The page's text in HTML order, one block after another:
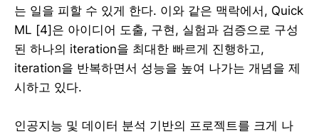
는 일을 피할 수 있게 한다. 이와 같은 맥락에서, Quick
ML [4]은 아이디어 도출, 구현, 실험과 검증으로 구성
된 하나의 iteration을 최대한 빠르게 진행하고,
iteration을 반복하면서 성능을 높여 나가는 개념을 제
시하고 있다.
인공지능 및 데이터 분석 기반의 프로젝트를 크게 나